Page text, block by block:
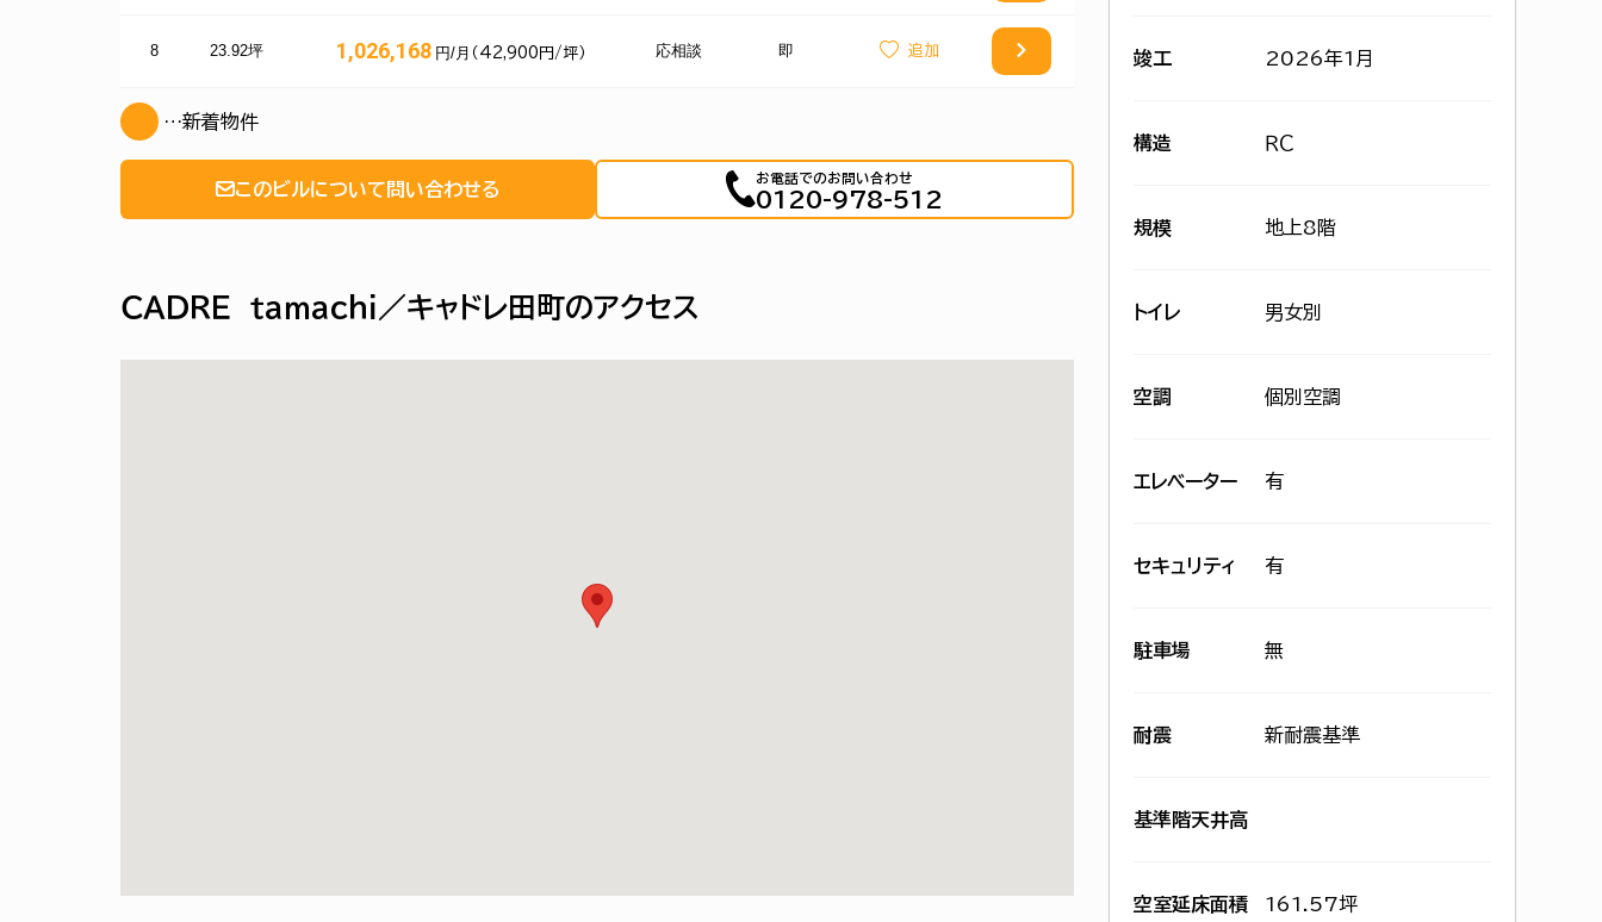
8 23.92坪 1,026,168 円/月 （42,900円/坪） 応相談 即
…新着物件
このビルについて問い合わせる
お電話でのお問い合わせ
0120-978-512
ＣＡＤＲＥ ｔａｍａｃｈｉ／キャドレ田町のアクセス
竣工 2026年1月
構造 ＲＣ
規模 地上8階
トイレ 男女別
空調 個別空調
エレベーター 有
セキュリティ 有
駐車場 無
耐震 新耐震基準
基準階天井高
空室延床面積 161.57坪